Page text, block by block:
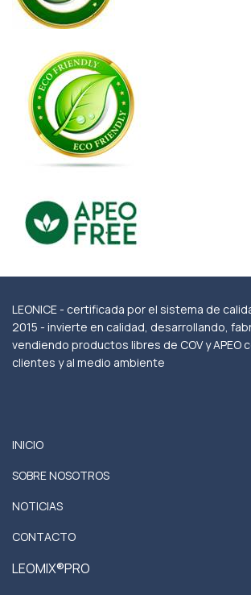
LEONICE - certificada por el sistema de
2015 - invierte en calidad, desarrollando,
vendiendo productos libres de COV y APEO
clientes y al medio ambiente
INICIO
SOBRE NOSOTROS
NOTICIAS
CONTACTO
LEOMIX®PRO